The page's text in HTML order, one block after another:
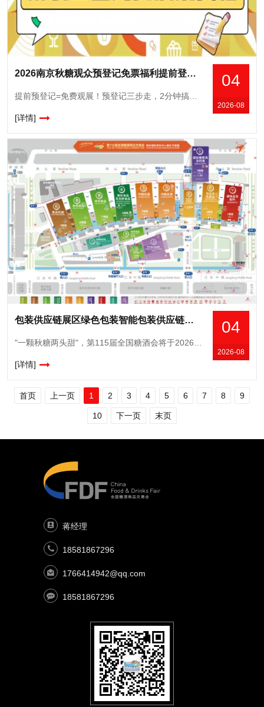
04
2026-08
2026南京秋糖观众预登记免票福利提前登记锁定3500+展商对接资源
[详情]
04
2026-08
包装供应链展区绿色包装智能包装供应链服务全链条覆盖，2026南京秋糖包装产业升级风向标
[详情]
首页 上一页 1 2 3 4 5 6 7 8 9
10 下一页 末页
蒋经理
18581867296
1766414942@qq.com
18581867296